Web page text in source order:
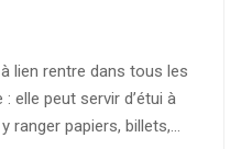
lien rentre dans tous les
elle peut servir d’étui à
ranger papiers, billets,…